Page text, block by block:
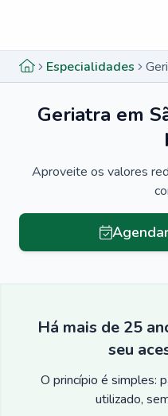
Especialidades
Geriatra em
Aproveite os valores
Há mais de 25
seu
O princípio é simples:
utilizado,